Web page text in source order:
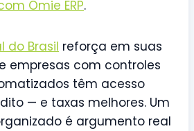
Omie ERP.
do Brasil reforça em suas
empresas com controles
têm acesso
— e taxas melhores. Um
é argumento real